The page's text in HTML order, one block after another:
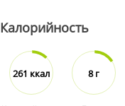
Калорийность
261 ккал 8 г